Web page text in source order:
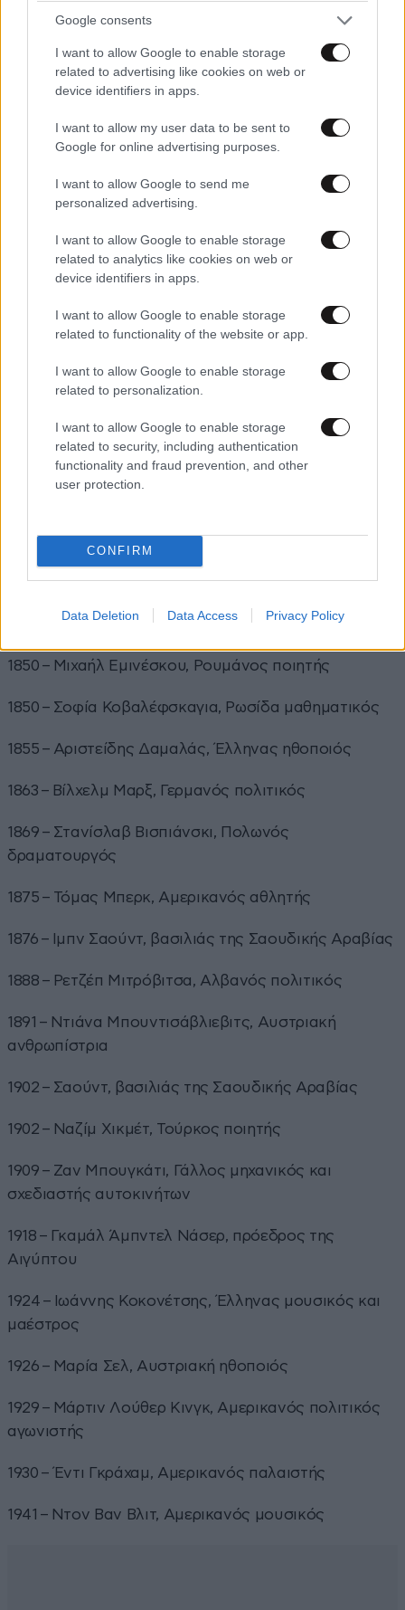
Google consents
I want to allow Google to enable storage
related to advertising like cookies on web or
device identifiers in apps.
I want to allow my user data to be sent to
Google for online advertising purposes.
I want to allow Google to send me
personalized advertising.
I want to allow Google to enable storage
related to analytics like cookies on web or
device identifiers in apps.
I want to allow Google to enable storage
related to functionality of the website or app.
I want to allow Google to enable storage
related to personalization.
I want to allow Google to enable storage
related to security, including authentication
functionality and fraud prevention, and other
user protection.
CONFIRM
Data Deletion Data Access Privacy Policy
5 π.Χ. – Αυτοκράτορας Κουάνγκγου των Χαν
1096 – Θεοδώρα Κομνηνή, Βυζαντινή πριγκίπισσα
1432 – Αλφόνσος Ε’, βασιλιάς της Πορτογαλίας
1622 – Μολιέρος, Γάλλος θεατρικός συγγραφέας
1795 – Αλεξάντρ Γκριμπογέντοφ, Ρώσος συγγραφέας
1809 – Πιερ-Ζοζέφ Προυντόν, Γάλλος αναρχικός
1841 – Στέφανος Μουσούρος, ηγεμόνας της Σάμου
1850 – Μιχαήλ Εμινέσκου, Ρουμάνος ποιητής
1850 – Σοφία Κοβαλέφσκαγια, Ρωσίδα μαθηματικός
1855 – Αριστείδης Δαμαλάς, Έλληνας ηθοποιός
1863 – Βίλχελμ Μαρξ, Γερμανός πολιτικός
1869 – Στανίσλαβ Βισπιάνσκι, Πολωνός
δραματουργός
1875 – Τόμας Μπερκ, Αμερικανός αθλητής
1876 – Ιμπν Σαούντ, βασιλιάς της Σαουδικής Αραβίας
1888 – Ρετζέπ Μιτρόβιτσα, Αλβανός πολιτικός
1891 – Ντιάνα Μπουντισάβλιεβιτς, Αυστριακή
ανθρωπίστρια
1902 – Σαούντ, βασιλιάς της Σαουδικής Αραβίας
1902 – Ναζίμ Χικμέτ, Τούρκος ποιητής
1909 – Ζαν Μπουγκάτι, Γάλλος μηχανικός και
σχεδιαστής αυτοκινήτων
1918 – Γκαμάλ Άμπντελ Νάσερ, πρόεδρος της
Αιγύπτου
1924 – Ιωάννης Κοκονέτσης, Έλληνας μουσικός και
μαέστρος
1926 – Μαρία Σελ, Αυστριακή ηθοποιός
1929 – Μάρτιν Λούθερ Κινγκ, Αμερικανός πολιτικός
αγωνιστής
1930 – Έντι Γκράχαμ, Αμερικανός παλαιστής
1941 – Ντον Βαν Βλιτ, Αμερικανός μουσικός